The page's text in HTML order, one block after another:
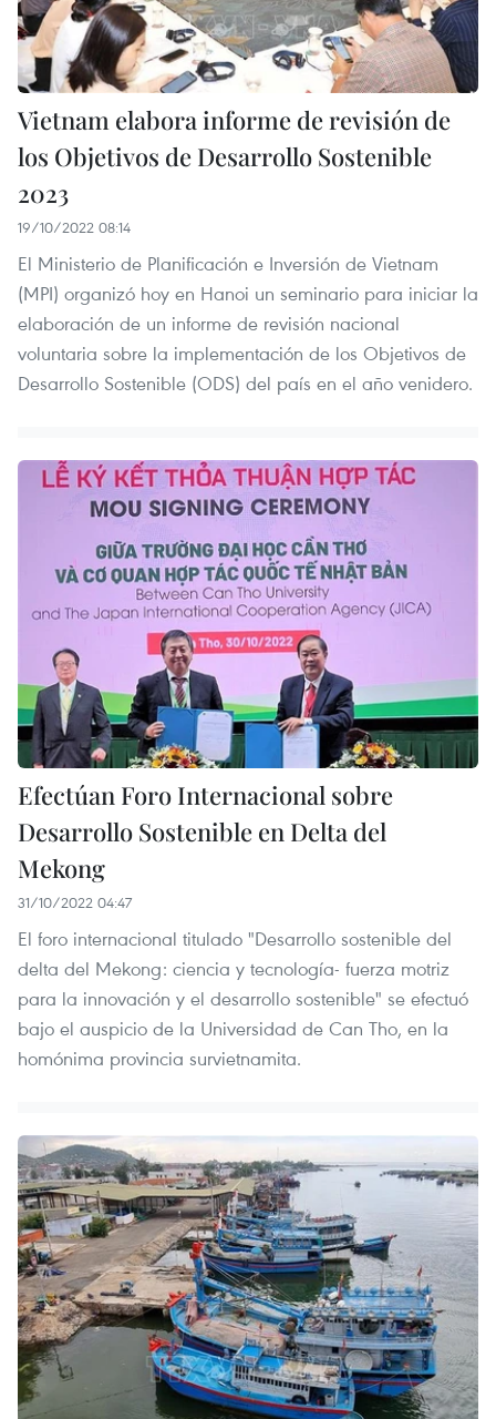
Vietnam elabora informe de revisión de
los Objetivos de Desarrollo Sostenible
2023
19/10/2022 08:14
El Ministerio de Planificación e Inversión de Vietnam
(MPI) organizó hoy en Hanoi un seminario para iniciar la
elaboración de un informe de revisión nacional
voluntaria sobre la implementación de los Objetivos de
Desarrollo Sostenible (ODS) del país en el año venidero.
Efectúan Foro Internacional sobre
Desarrollo Sostenible en Delta del
Mekong
31/10/2022 04:47
El foro internacional titulado "Desarrollo sostenible del
delta del Mekong: ciencia y tecnología- fuerza motriz
para la innovación y el desarrollo sostenible" se efectuó
bajo el auspicio de la Universidad de Can Tho, en la
homónima provincia survietnamita.